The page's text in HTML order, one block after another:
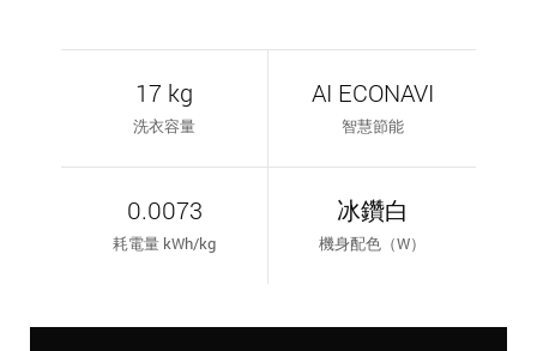
17 kg
洗衣容量
AI ECONAVI
智慧節能
0.0073
耗電量 kWh/kg
冰鑽白
機身配色（W）